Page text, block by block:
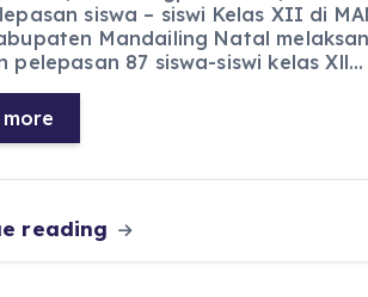
a
ts
A
p
e
g
r
ss
e
ai
l
a
re
siswa – siswi Kelas XII di
Mandailing Natal
pelepasan 87 siswa-siswi kelas Xll…
reading